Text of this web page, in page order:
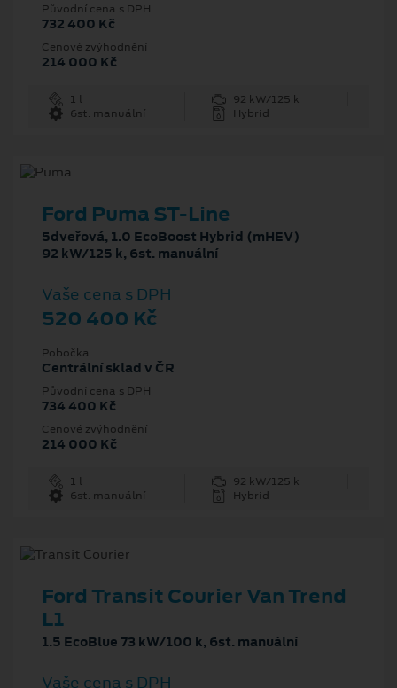
Původní cena s DPH
732 400 Kč
Cenové zvýhodnění
214 000 Kč
1 l
92 kW/125 k
6st. manuální
Hybrid
Ford Puma ST-Line
5dveřová, 1.0 EcoBoost Hybrid (mHEV)
92 kW/125 k, 6st. manuální
Vaše cena s DPH
520 400 Kč
Pobočka
Centrální sklad v ČR
Původní cena s DPH
734 400 Kč
Cenové zvýhodnění
214 000 Kč
1 l
92 kW/125 k
6st. manuální
Hybrid
Ford Transit Courier Van Trend
L1
1.5 EcoBlue 73 kW/100 k, 6st. manuální
Vaše cena s DPH